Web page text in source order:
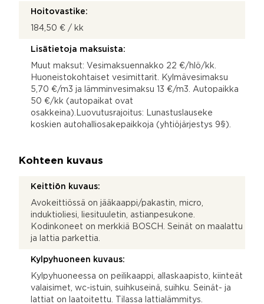
Hoitovastike:
184,50 € / kk
Lisätietoja maksuista:
Muut maksut: Vesimaksuennakko 22 €/hlö/kk.
Huoneistokohtaiset vesimittarit. Kylmävesimaksu
5,70 €/m3 ja lämminvesimaksu 13 €/m3. Autopaikka
50 €/kk (autopaikat ovat
osakkeina).Luovutusrajoitus: Lunastuslauseke
koskien autohalliosakepaikkoja (yhtiöjärjestys 9§).
Kohteen kuvaus
Keittiön kuvaus:
Avokeittiössä on jääkaappi/pakastin, micro,
induktioliesi, liesituuletin, astianpesukone.
Kodinkoneet on merkkiä BOSCH. Seinät on maalattu
ja lattia parkettia.
Kylpyhuoneen kuvaus:
Kylpyhuoneessa on peilikaappi, allaskaapisto, kiinteät
valaisimet, wc-istuin, suihkuseinä, suihku. Seinät- ja
lattiat on laatoitettu. Tilassa lattialämmitys.